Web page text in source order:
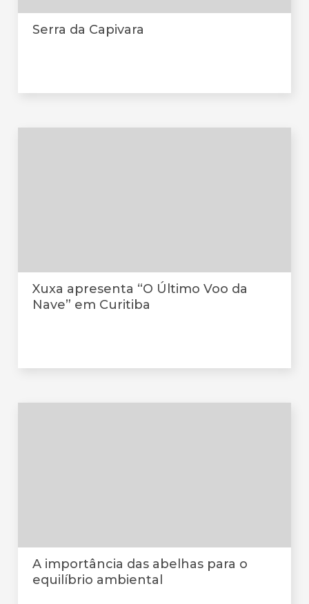
Serra da Capivara
Xuxa apresenta “O Último Voo da
Nave” em Curitiba
A importância das abelhas para o
equilíbrio ambiental